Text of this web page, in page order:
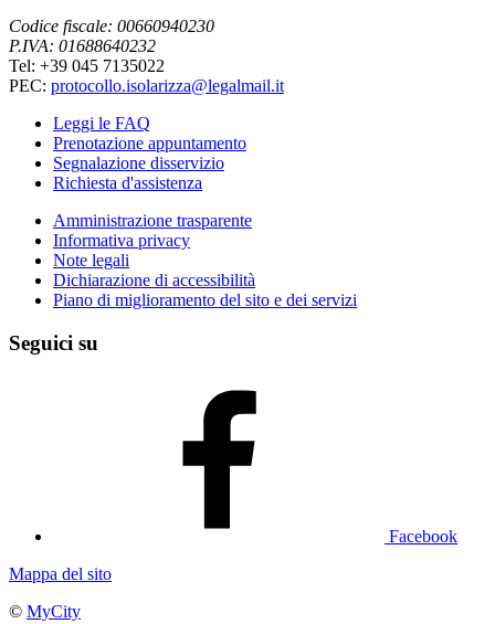
Codice fiscale: 00660940230
P.IVA: 01688640232
Tel: +39 045 7135022
PEC: protocollo.isolarizza@legalmail.it
Leggi le FAQ
Prenotazione appuntamento
Segnalazione disservizio
Richiesta d'assistenza
Amministrazione trasparente
Informativa privacy
Note legali
Dichiarazione di accessibilità
Piano di miglioramento del sito e dei servizi
Seguici su
Facebook
Mappa del sito
© MyCity